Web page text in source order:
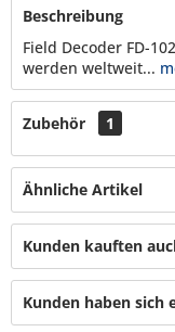
Beschreibung
Field Decoder FD-
werden weltweit...
Zubehör 1
Ähnliche Artikel
Kunden kauften
Kunden haben sich